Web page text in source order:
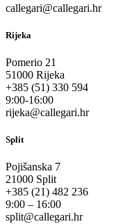
callegari@callegari.hr
Rijeka
Pomerio 21
51000 Rijeka
+385 (51) 330 594
9:00-16:00
rijeka@callegari.hr
Split
Pojišanska 7
21000 Split
+385 (21) 482 236
9:00 – 16:00
split@callegari.hr